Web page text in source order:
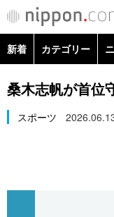
新着 カテゴリー
政治・外交
経済・ビジネス
社会
桑木志帆が首
スポーツ